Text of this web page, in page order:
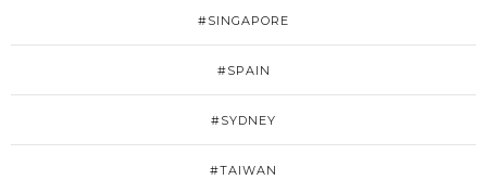
#SINGAPORE
#SPAIN
#SYDNEY
#TAIWAN